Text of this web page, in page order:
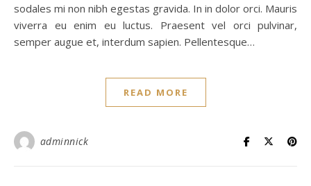
sodales mi non nibh egestas gravida. In in dolor orci. Mauris
viverra eu enim eu luctus. Praesent vel orci pulvinar,
semper augue et, interdum sapien. Pellentesque…
READ MORE
adminnick